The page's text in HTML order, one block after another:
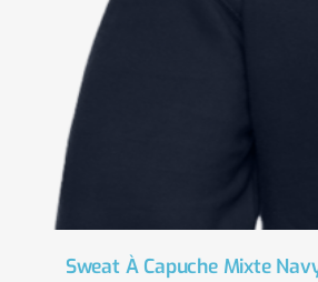
Sweat À Capuche Mixte